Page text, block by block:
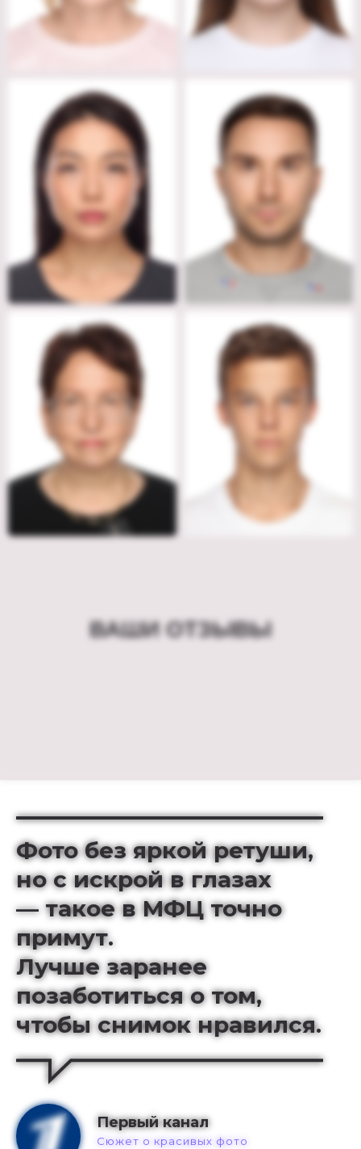
ВАШИ ОТЗЫВЫ
Фото без яркой ретуши,
но с искрой в глазах
—такое в МФЦ точно
примут.
Лучше заранее
позаботиться о том,
чтобы снимок нравился.
Первый канал
Сюжет о красивых фото